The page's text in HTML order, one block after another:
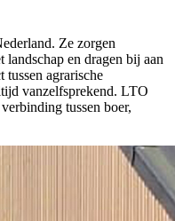
Ze zorgen
landschap en dragen bij aan
tussen agrarische
vanzelfsprekend. LTO
tussen boer,